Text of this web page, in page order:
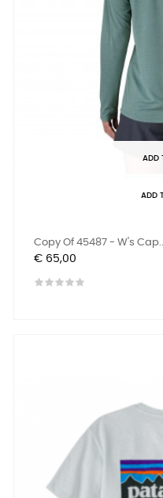
ADD
ADD
Copy Of 45487 - W's
Prijs
€ 65,00